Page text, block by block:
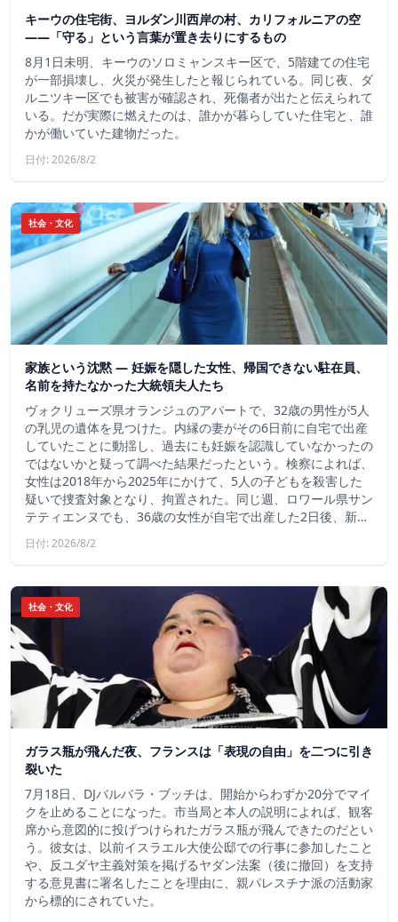
キーウの住宅街、ヨルダン川西岸の村、カリフォルニアの空
——「守る」という言葉が置き去りにするもの
8月1日未明、キーウのソロミャンスキー区で、5階建ての住宅
が一部損壊し、火災が発生したと報じられている。同じ夜、ダ
ルニツキー区でも被害が確認され、死傷者が出たと伝えられて
いる。だが実際に燃えたのは、誰かが暮らしていた住宅と、誰
かが働いていた建物だった。
日付: 2026/8/2
社会・文化
家族という沈黙 ― 妊娠を隠した女性、帰国できない駐在員、
名前を持たなかった大統領夫人たち
ヴォクリューズ県オランジュのアパートで、32歳の男性が5人
の乳児の遺体を見つけた。内縁の妻がその6日前に自宅で出産
していたことに動揺し、過去にも妊娠を認識していなかったの
ではないかと疑って調べた結果だったという。検察によれば、
女性は2018年から2025年にかけて、5人の子どもを殺害した
疑いで捜査対象となり、拘置された。同じ週、ロワール県サン
テティエンヌでも、36歳の女性が自宅で出産した2日後、新…
日付: 2026/8/2
社会・文化
ガラス瓶が飛んだ夜、フランスは「表現の自由」を二つに引き
裂いた
7月18日、DJバルバラ・ブッチは、開始からわずか20分でマイ
クを止めることになった。市当局と本人の説明によれば、観客
席から意図的に投げつけられたガラス瓶が飛んできたのだとい
う。彼女は、以前イスラエル大使公邸での行事に参加したこと
や、反ユダヤ主義対策を掲げるヤダン法案（後に撤回）を支持
する意見書に署名したことを理由に、親パレスチナ派の活動家
から標的にされていた。